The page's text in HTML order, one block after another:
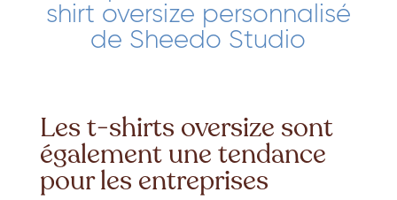
shirt oversize personnalisé
de Sheedo Studio
Les t-shirts oversize sont
également une tendance
pour les entreprises